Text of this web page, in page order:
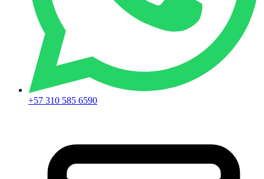
+57 310 585 6590